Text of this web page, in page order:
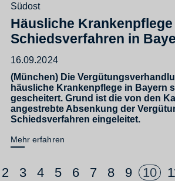
Südost
Häusliche Krankenpflege
Schiedsverfahren in
16.09.2024
(München) Die
häusliche Krankenpflege in Bayern
gescheitert. Grund ist die von den
angestrebte Absenkung der
Schiedsverfahren eingeleitet.
Mehr erfahren
2 3 4 5 6 7 8 9 10